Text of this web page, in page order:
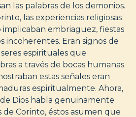
las palabras de los demonios.
las experiencias religiosas
implicaban embriaguez, fiestas
incoherentes. Eran signos de
espirituales que
a través de bocas humanas.
estas señales eran
espiritualmente. Ahora,
Dios habla genuinamente
Corinto, éstos asumen que